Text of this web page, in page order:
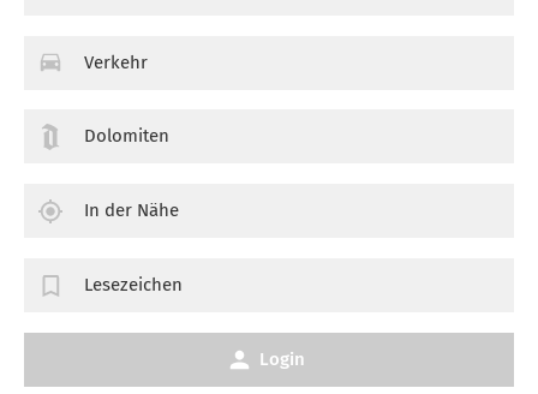
Verkehr
Dolomiten
In der Nähe
Lesezeichen
Login